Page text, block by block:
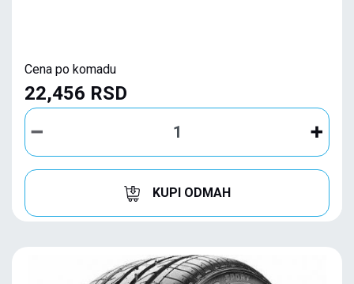
Cena po komadu
22,456 RSD
KUPI ODMAH